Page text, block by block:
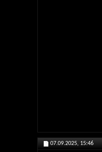
07.09.2025, 15:46